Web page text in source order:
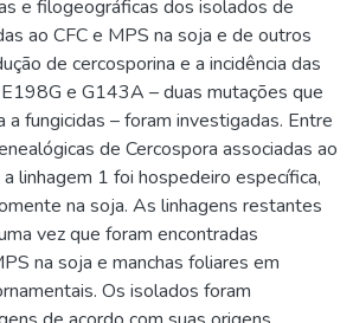
e filogeográficas dos isolados de
ao CFC e MPS na soja e de outros
de cercosporina e a incidência das
e G143A – duas mutações que
a fungicidas – foram investigadas. Entre
de Cercospora associadas ao
linhagem 1 foi hospedeiro específica,
na soja. As linhagens restantes
vez que foram encontradas
na soja e manchas foliares em
Os isolados foram